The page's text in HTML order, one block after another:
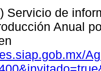
Servicio de
Anual